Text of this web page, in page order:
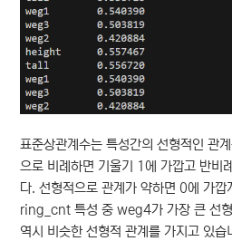
표준상관계수는 특성간의 선형적인 관
으로 비례하면 기울기 1에 가깝고 반비
다. 선형적으로 관계가 약하면 0에 가깝
ring_cnt 특성 중 weg4가 가장 큰 선
역시 비슷한 선형적 관계를 가지고 있습